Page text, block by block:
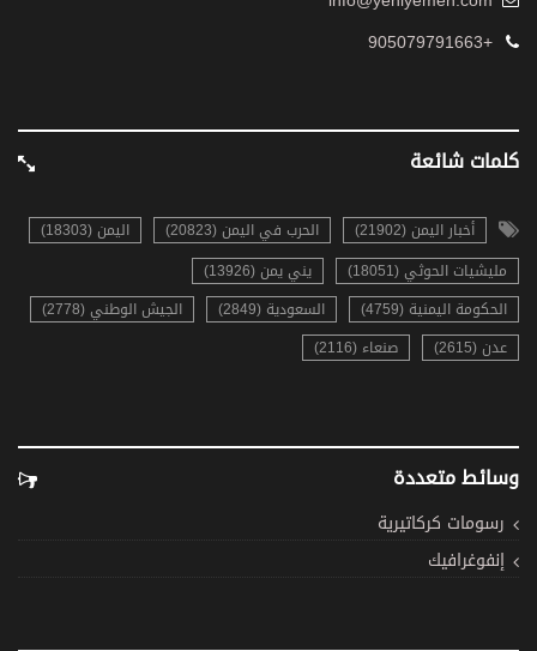
+905079791663
كلمات شائعة
أخبار اليمن (21902) الحرب في اليمن (20823)
اليمن (18303)
مليشيات الحوثي (18051)
يني يمن (13926)
الحكومة اليمنية (4759)
السعودية (2849)
الجيش الوطني (2778)
عدن (2615)
صنعاء (2116)
وسائط متعددة
رسومات كركاتيرية
إنفوغرافيك